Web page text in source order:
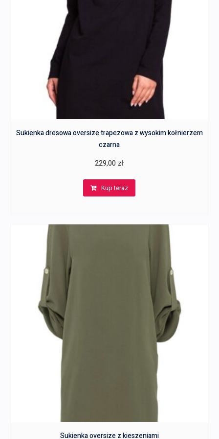
Sukienka dresowa oversize trapezowa z wysokim kołnierzem
czarna
229,00 zł
Kup teraz
Sukienka oversize z kieszeniami